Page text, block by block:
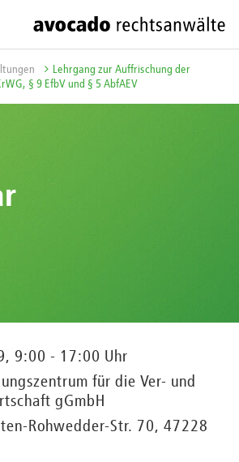
Lehrgang zur Auffrischung der
§ 9 EfbV und § 5 AbfAEV
9:00 - 17:00 Uhr
für die Ver- und
gGmbH
Rohwedder-Str. 70, 47228